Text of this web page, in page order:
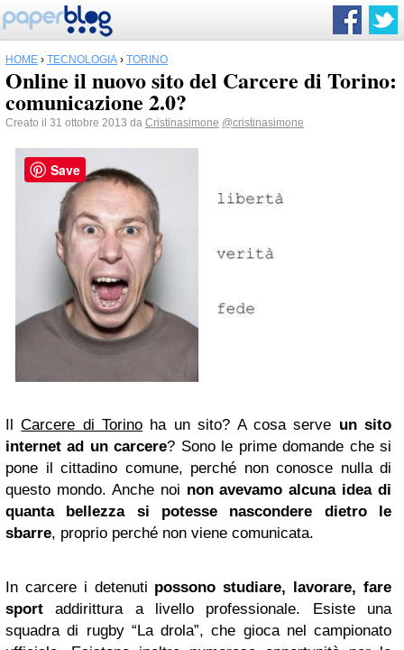
HOME › TECNOLOGIA › TORINO
Online il nuovo sito del Carcere di Torino:
comunicazione 2.0?
Creato il 31 ottobre 2013 da Cristinasimone @cristinasimone
IlCarcere di Torino ha un sito? A cosa serve un sito
internet ad un carcere? Sono le prime domande che si
pone il cittadino comune, perché non conosce nulla di
questo mondo. Anche noi non avevamo alcuna idea di
quanta bellezza si potesse nascondere dietro le
sbarre, proprio perché non viene comunicata.
In carcere i detenuti possono studiare, lavorare, fare
sport addirittura a livello professionale. Esiste una
squadra di rugby “La drola”, che gioca nel campionato
Save